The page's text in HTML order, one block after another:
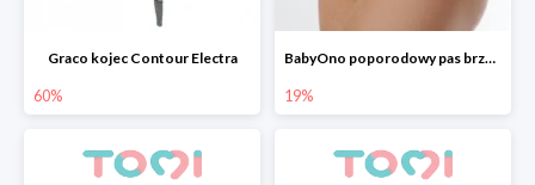
Graco kojec Contour Electra
60%
BabyOno poporodowy pas brzuszny
19%